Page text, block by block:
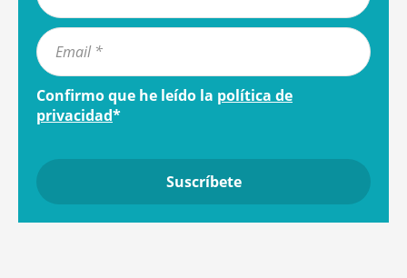
Confirmo que he leído la política de
privacidad*